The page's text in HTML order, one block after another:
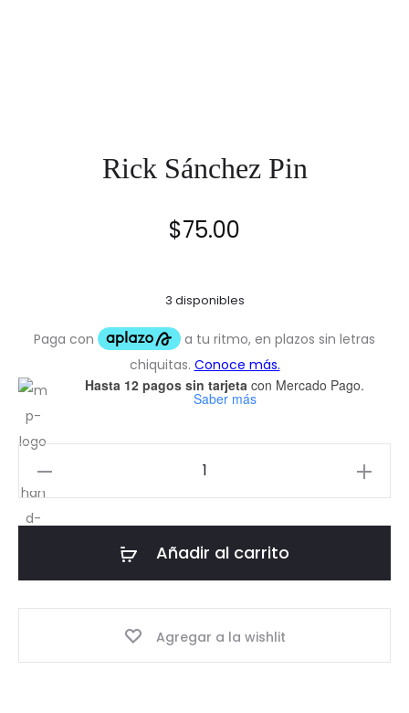
Rick Sánchez Pin
$75.00
3 disponibles
Hasta 12 pagos sin tarjeta con Mercado Pago.
Saber más
Sánchez
Pin
Añadir al carrito
Agregar a la wishlit